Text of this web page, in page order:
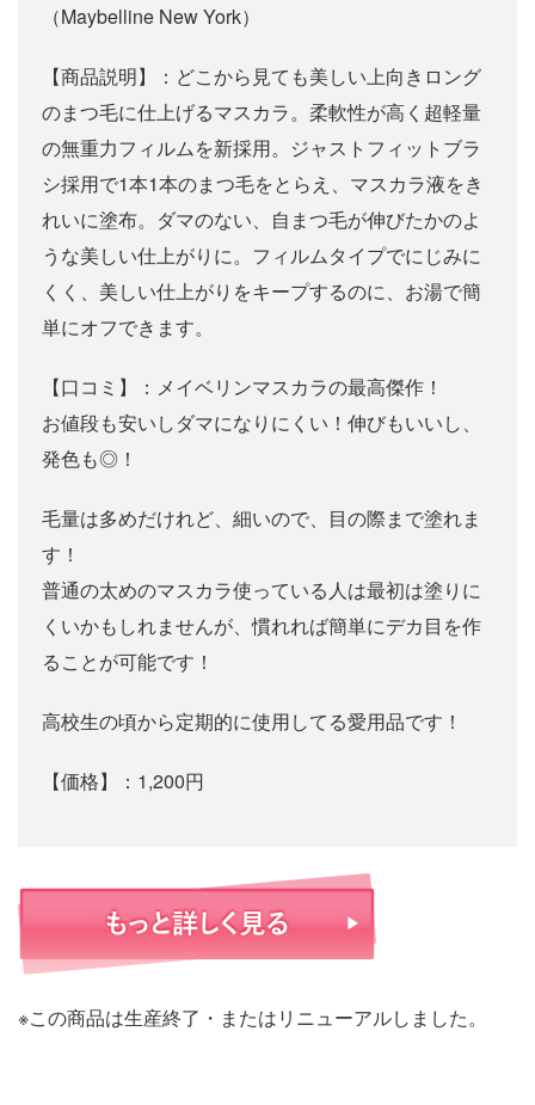
（Maybelline New York）
【商品説明】：どこから見ても美しい上向きロング
のまつ毛に仕上げるマスカラ。柔軟性が高く超軽量
の無重力フィルムを新採用。ジャストフィットブラ
シ採用で1本1本のまつ毛をとらえ、マスカラ液をき
れいに塗布。ダマのない、自まつ毛が伸びたかのよ
うな美しい仕上がりに。フィルムタイプでにじみに
くく、美しい仕上がりをキープするのに、お湯で簡
単にオフできます。
【口コミ】：メイベリンマスカラの最高傑作！
お値段も安いしダマになりにくい！伸びもいいし、
発色も◎！
毛量は多めだけれど、細いので、目の際まで塗れま
す！
普通の太めのマスカラ使っている人は最初は塗りに
くいかもしれませんが、慣れれば簡単にデカ目を作
ることが可能です！
高校生の頃から定期的に使用してる愛用品です！
【価格】：1,200円
※この商品は生産終了・またはリニューアルしました。